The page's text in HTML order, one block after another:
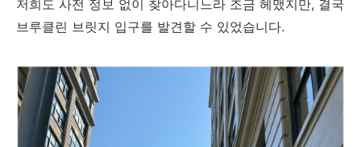
저희도 사전 정보 없이 찾아다니느라 조금 헤맸지만, 결국
브루클린 브릿지 입구를 발견할 수 있었습니다.